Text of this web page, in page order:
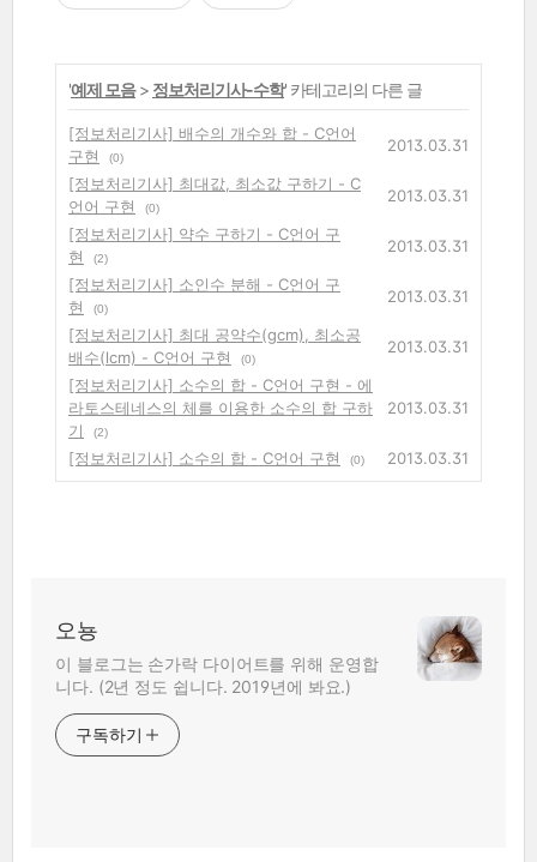
'예제 모음> 정보처리기사-수학' 카테고리의 다른 글
[정보처리기사] 배수의 개수와 합 - C언어
구현
(0)
2013.03.31
[정보처리기사] 최대값, 최소값 구하기 - C
언어 구현
(0)
2013.03.31
[정보처리기사] 약수 구하기 - C언어 구
현
(2)
2013.03.31
[정보처리기사] 소인수 분해 - C언어 구
현
(0)
2013.03.31
[정보처리기사] 최대 공약수(gcm), 최소공
배수(lcm) - C언어 구현
(0)
2013.03.31
[정보처리기사] 소수의 합 - C언어 구현 - 에
라토스테네스의 체를 이용한 소수의 합 구하
기
(2)
2013.03.31
[정보처리기사] 소수의 합 - C언어 구현 (0) 2013.03.31
오뇽
이 블로그는 손가락 다이어트를 위해 운영합
니다. (2년 정도 쉽니다. 2019년에 봐요.)
구독하기